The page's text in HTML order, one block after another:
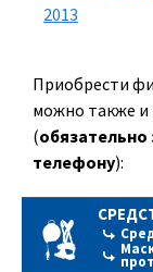
2013
Приобрести
можно также и
(обязательно
телефону):